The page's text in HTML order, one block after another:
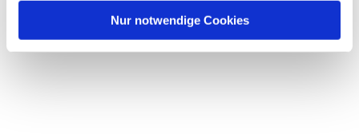
Nur notwendige Cookies